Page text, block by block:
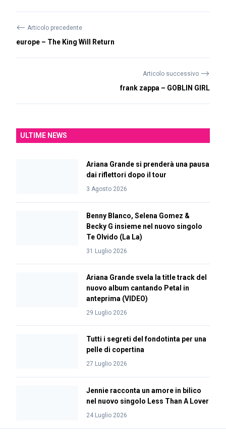
⟵ Articolo precedente
europe – The King Will Return
Articolo successivo ⟶
frank zappa – GOBLIN GIRL
ULTIME NEWS
Ariana Grande si prenderà una pausa
dai riflettori dopo il tour
3 Agosto 2026
Benny Blanco, Selena Gomez &
Becky G insieme nel nuovo singolo
Te Olvido (La La)
31 Luglio 2026
Ariana Grande svela la title track del
nuovo album cantando Petal in
anteprima (VIDEO)
29 Luglio 2026
Tutti i segreti del fondotinta per una
pelle di copertina
27 Luglio 2026
Jennie racconta un amore in bilico
nel nuovo singolo Less Than A Lover
24 Luglio 2026